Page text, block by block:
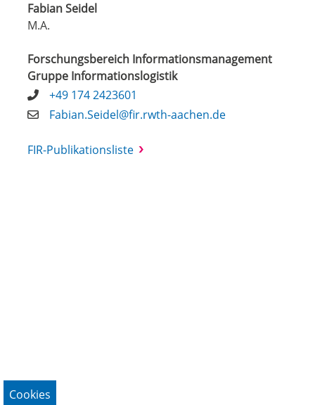
Fabian Seidel
M.A.
Forschungsbereich Informationsmanagement
Gruppe Informationslogistik
+49 174 2423601
Fabian.Seidel@fir.rwth-aachen.de
FIR-Publikationsliste
Cookies